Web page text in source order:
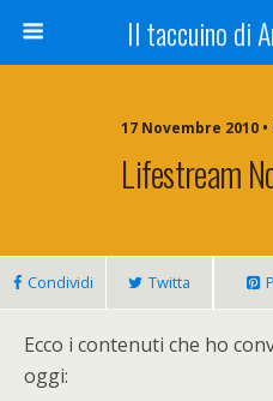
Il taccuino di
17 Novembre 2010
Lifestream
Condividi Twitta
Ecco i contenuti che ho
oggi: